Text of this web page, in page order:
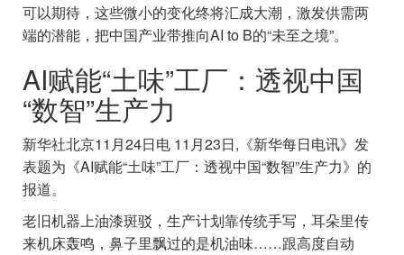
可以期待，这些微小的变化终将汇成大潮，激发供需两
端的潜能，把中国产业带推向AI to B的“未至之境”。
AI赋能“土味”工厂：透视中国
“数智”生产力
新华社北京11月24日电 11月23日,《新华每日电讯》发
表题为《AI赋能“土味”工厂：透视中国“数智”生产力》的
报道。
老旧机器上油漆斑驳，生产计划靠传统手写，耳朵里传
来机床轰鸣，鼻子里飘过的是机油味……跟高度自动